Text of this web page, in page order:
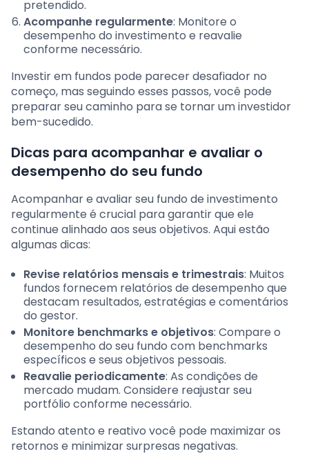
pretendido.
Acompanhe regularmente: Monitore o
desempenho do investimento e reavalie
conforme necessário.
Investir em fundos pode parecer desafiador no
começo, mas seguindo esses passos, você pode
preparar seu caminho para se tornar um investidor
bem-sucedido.
Dicas para acompanhar e avaliar o
desempenho do seu fundo
Acompanhar e avaliar seu fundo de investimento
regularmente é crucial para garantir que ele
continue alinhado aos seus objetivos. Aqui estão
algumas dicas:
Revise relatórios mensais e trimestrais: Muitos
fundos fornecem relatórios de desempenho que
destacam resultados, estratégias e comentários
do gestor.
Monitore benchmarks e objetivos: Compare o
desempenho do seu fundo com benchmarks
específicos e seus objetivos pessoais.
Reavalie periodicamente: As condições de
mercado mudam. Considere reajustar seu
portfólio conforme necessário.
Estando atento e reativo você pode maximizar os
retornos e minimizar surpresas negativas.